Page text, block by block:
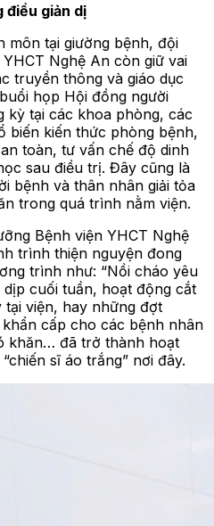
giản dị
môn tại giường bệnh, đội
Nghệ An còn giữ vai
truyền thông và giáo dục
họp Hội đồng người
tại các khoa phòng, các
biến kiến thức phòng bệnh,
toàn, tư vấn chế độ dinh
sau điều trị. Đây cũng là
bệnh và thân nhân giải tỏa
trong quá trình nằm viện.
Bệnh viện YHCT Nghệ
trình thiện nguyện đong
trình như: “Nồi cháo yêu
cuối tuần, hoạt động cắt
tại viện, hay những đợt
cấp cho các bệnh nhân
khăn… đã trở thành hoạt
sĩ áo trắng” nơi đây.